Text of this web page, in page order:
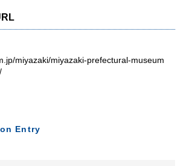
miyazaki/miyazaki-prefectural-museum
Entry